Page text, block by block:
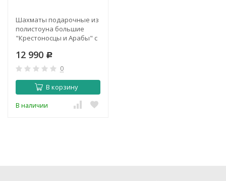
Шахматы подарочные из
полистоуна большие
"Крестоносцы и Арабы" с
доской
12 990 Р
0
В корзину
В наличии